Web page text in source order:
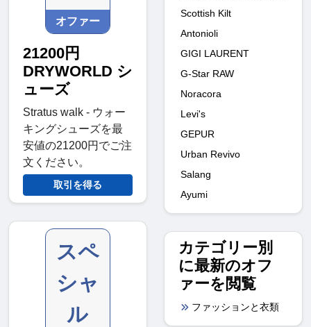
オファー
21200円
DRYWORLD シ
ューズ
Stratus walk - ウォー
キングシューズを最
安値の21200円でご注
文ください。
取引を得る
スペ
シャ
ル
Scottish Kilt
Antonioli
GIGI LAURENT
G-Star RAW
Noracora
Levi's
GEPUR
Urban Revivo
Salang
Ayumi
カテゴリー別
に最新のオフ
ァーを閲覧
ファッションと衣類